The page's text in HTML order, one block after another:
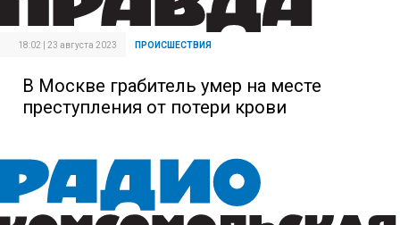
18:02 | 23 августа 2023 ПРОИСШЕСТВИЯ
В Москве грабитель умер на месте
преступления от потери крови